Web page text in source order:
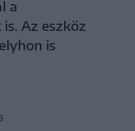
a
Az eszköz
is